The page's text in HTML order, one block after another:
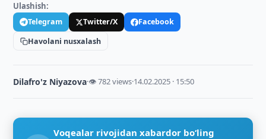
Ulashish:
Telegram Twitter/X
Facebook
Havolani nusxalash
Dilafro'z Niyazova·👁 782 views·14.02.2025 · 15:50
Voqealar rivojidan xabardor bo‘ling